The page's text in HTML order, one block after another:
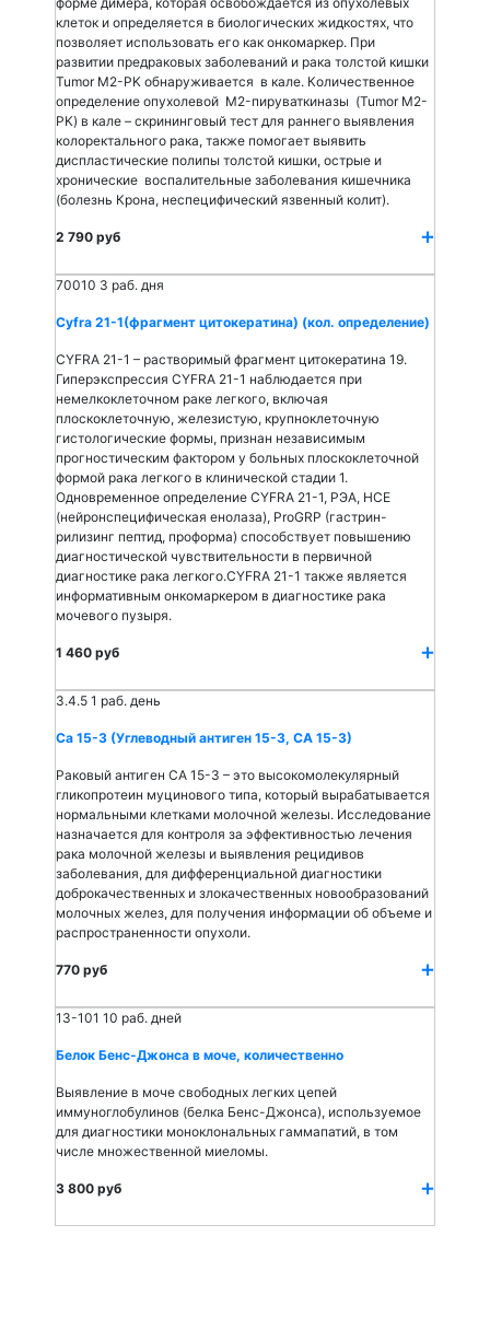
клеток и определяется в биологических жидкостях, что
позволяет использовать его как онкомаркер. При
развитии предраковых заболеваний и рака толстой кишки
Tumor M2-PK обнаруживается в кале. Количественное
определение опухолевой M2-пируваткиназы (Tumor M2-
PK) в кале – скрининговый тест для раннего выявления
колоректального рака, также помогает выявить
диспластические полипы толстой кишки, острые и
хронические воспалительные заболевания кишечника
(болезнь Крона, неспецифический язвенный колит).
2 790 руб
70010 3 раб. дня
Cyfra 21-1(фрагмент цитокератина) (кол. определение)
CYFRA 21-1 – растворимый фрагмент цитокератина 19.
Гиперэкспрессия CYFRA 21-1 наблюдается при
немелкоклеточном раке легкого, включая
плоскоклеточную, железистую, крупноклеточную
гистологические формы, признан независимым
прогностическим фактором у больных плоскоклеточной
формой рака легкого в клинической стадии 1.
Одновременное определение CYFRA 21-1, РЭА, НСЕ
(нейронспецифическая енолаза), ProGRP (гастрин-
рилизинг пептид, проформа) способствует повышению
диагностической чувствительности в первичной
диагностике рака легкого.CYFRA 21-1 также является
информативным онкомаркером в диагностике рака
мочевого пузыря.
1 460 руб
3.4.5 1 раб. день
Са 15-3 (Углеводный антиген 15-3, СА 15-3)
Раковый антиген СА 15-3 – это высокомолекулярный
гликопротеин муцинового типа, который вырабатывается
нормальными клетками молочной железы. Исследование
назначается для контроля за эффективностью лечения
рака молочной железы и выявления рецидивов
заболевания, для дифференциальной диагностики
доброкачественных и злокачественных новообразований
молочных желез, для получения информации об объеме и
распространенности опухоли.
770 руб
13-101 10 раб. дней
Белок Бенс-Джонса в моче, количественно
Выявление в моче свободных легких цепей
иммуноглобулинов (белка Бенс-Джонса), используемое
для диагностики моноклональных гаммапатий, в том
числе множественной миеломы.
3 800 руб